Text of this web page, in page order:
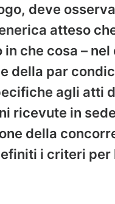
deve
atteso
che cosa –
della par
agli atti
ricevute in
della
i criteri per